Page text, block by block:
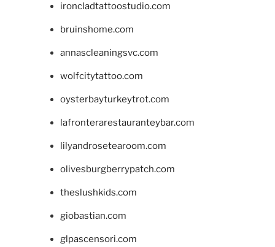
ironcladtattoostudio.com
bruinshome.com
annascleaningsvc.com
wolfcitytattoo.com
oysterbayturkeytrot.com
lafronterarestauranteybar.com
lilyandrosetearoom.com
olivesburgberrypatch.com
theslushkids.com
giobastian.com
glpascensori.com